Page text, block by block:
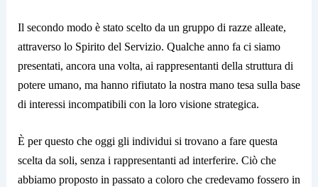
Il secondo modo è stato scelto da un gruppo di razze alleate,
attraverso lo Spirito del Servizio. Qualche anno fa ci siamo
presentati, ancora una volta, ai rappresentanti della struttura di
potere umano, ma hanno rifiutato la nostra mano tesa sulla base
di interessi incompatibili con la loro visione strategica.
È per questo che oggi gli individui si trovano a fare questa
scelta da soli, senza i rappresentanti ad interferire. Ciò che
abbiamo proposto in passato a coloro che credevamo fossero in